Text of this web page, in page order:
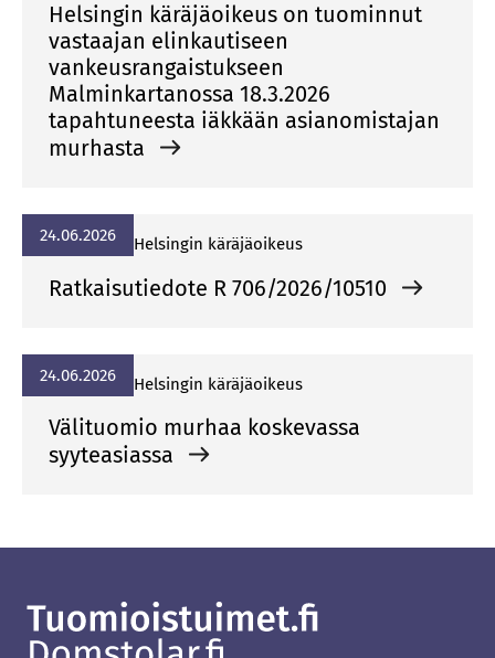
Helsingin käräjäoikeus on tuominnut
vastaajan elinkautiseen
vankeusrangaistukseen
Malminkartanossa 18.3.2026
tapahtuneesta iäkkään asianomistajan
murhasta
24.06.2026 Hel­sin­gin kä­rä­jä­oi­keus
Ratkaisutiedote R 706/2026/10510
24.06.2026 Hel­sin­gin kä­rä­jä­oi­keus
Välituomio murhaa koskevassa
syyteasiassa